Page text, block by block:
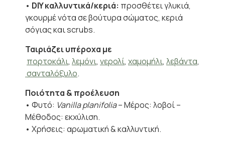
• DIY καλλυντικά/κεριά: προσθέτει γλυκιά,
γκουρμέ νότα σε βούτυρα σώματος, κεριά
σόγιας και scrubs.
Ταιριάζει υπέροχα με
πορτοκάλι, λεμόνι, νερολί, χαμομήλι, λεβάντα,
σανταλόξυλο.
Ποιότητα & προέλευση
• Φυτό: Vanilla planifolia– Μέρος: λοβοί –
Μέθοδος: εκχύλιση.
• Χρήσεις: αρωματική & καλλυντική.